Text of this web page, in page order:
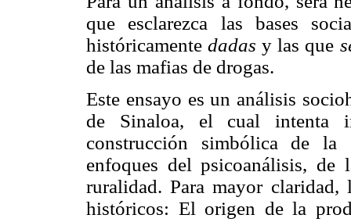
que esclarezca las bases
históricamentedadasy las que
de las mafias de drogas.
Este ensayo es un análisis
de Sinaloa, el cual intenta
construcción simbólica de la
enfoques del psicoanálisis,
ruralidad. Para mayor
históricos: El origen de la